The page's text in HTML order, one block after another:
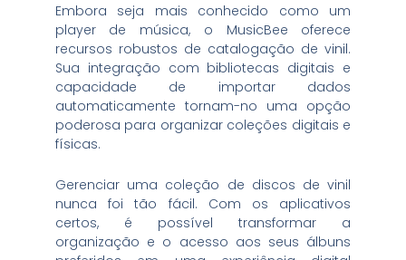
Embora seja mais conhecido como um
player de música, o MusicBee oferece
recursos robustos de catalogação de vinil.
Sua integração com bibliotecas digitais e
capacidade de importar dados
automaticamente tornam-no uma opção
poderosa para organizar coleções digitais e
físicas.
Gerenciar uma coleção de discos de vinil
nunca foi tão fácil. Com os aplicativos
certos, é possível transformar a
organização e o acesso aos seus álbuns